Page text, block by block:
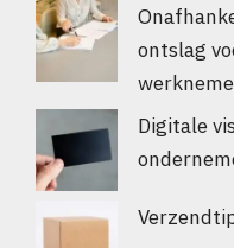
ontslag
Digitale